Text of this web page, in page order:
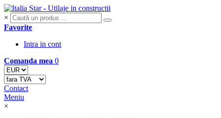
×
Favorite
Intra in cont
Comanda mea 0
Contact
Meniu
×